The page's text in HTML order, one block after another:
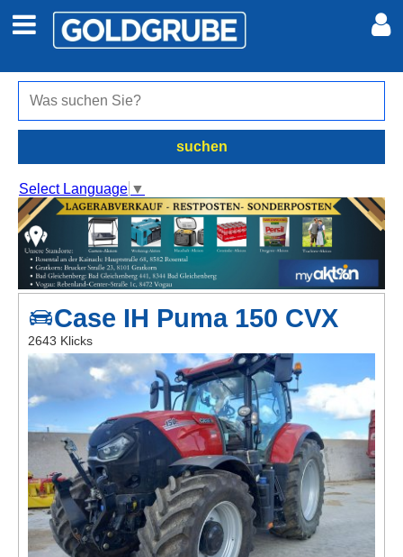
Auto + Motor
Jobs
Marktplatz
Erotik
Auktionen
jetzt inserieren
AGB, Nutzungsbedingungen
Impressum
Meine Inserate
Anmelden
suchen
Select Language ▼
Case IH Puma 150 CVX
2643 Klicks